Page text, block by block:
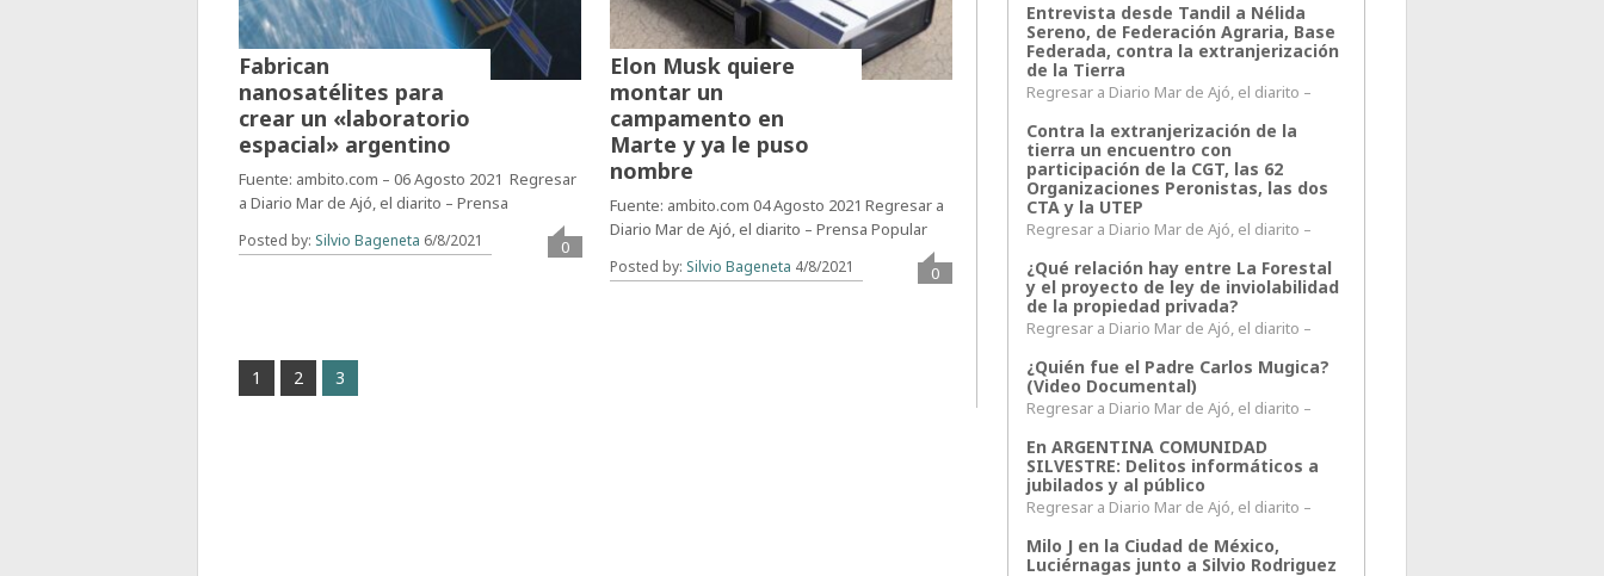
Fabrican
nanosatélites para
crear un «laboratorio
espacial» argentino
Fuente: ambito.com – 06 Agosto 2021 Regresar
a Diario Mar de Ajó, el diarito – Prensa
Posted by: Silvio Bageneta 6/8/2021 0
Elon Musk quiere
montar un
campamento en
Marte y ya le puso
nombre
Fuente: ambito.com 04 Agosto 2021 Regresar a
Diario Mar de Ajó, el diarito – Prensa Popular
Posted by: Silvio Bageneta 4/8/2021 0
1 2 3
Entrevista desde Tandil a Nélida
Sereno, de Federación Agraria, Base
Federada, contra la extranjerización
de la Tierra
Regresar a Diario Mar de Ajó, el diarito –
Contra la extranjerización de la
tierra un encuentro con
participación de la CGT, las 62
Organizaciones Peronistas, las dos
CTA y la UTEP
Regresar a Diario Mar de Ajó, el diarito –
¿Qué relación hay entre La Forestal
y el proyecto de ley de inviolabilidad
de la propiedad privada?
Regresar a Diario Mar de Ajó, el diarito –
¿Quién fue el Padre Carlos Mugica?
(Video Documental)
Regresar a Diario Mar de Ajó, el diarito –
En ARGENTINA COMUNIDAD
SILVESTRE: Delitos informáticos a
jubilados y al público
Regresar a Diario Mar de Ajó, el diarito –
Milo J en la Ciudad de México,
Luciérnagas junto a Silvio Rodriguez